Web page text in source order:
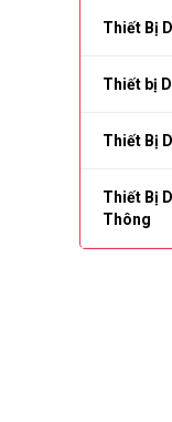
Thiết Bị
Thiết bị
Thiết Bị
Thiết Bị
Thông